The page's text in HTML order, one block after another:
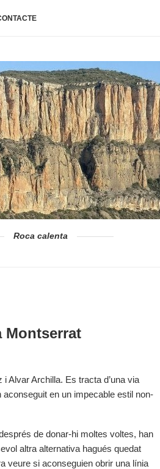
Roca calenta
Montserrat
Alvar Archilla. Es tracta d’una via
en un impecable estil non-
de donar-hi moltes voltes, han
altra alternativa hagués quedat
veure si aconseguien obrir una línia